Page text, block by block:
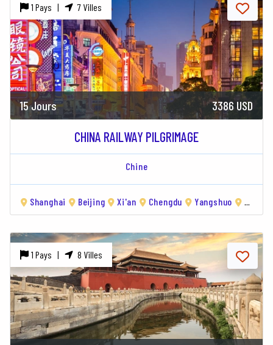
1 Pays | 7 Villes
15 Jours 3386 USD
CHINA RAILWAY PILGRIMAGE
Chine
Shanghai Beijing Xi'an Chengdu Yangshuo
1 Pays | 8 Villes